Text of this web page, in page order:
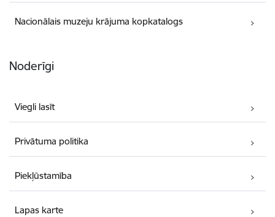
Nacionālais muzeju krājuma kopkatalogs
Noderīgi
Viegli lasīt
Privātuma politika
Piekļūstamība
Lapas karte